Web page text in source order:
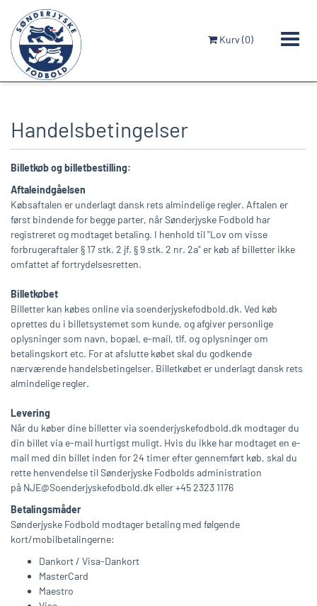
Kurv (0)
Handelsbetingelser
Billetkøb og billetbestilling:
Aftaleindgåelsen
Købsaftalen er underlagt dansk rets almindelige regler. Aftalen er
først bindende for begge parter, når Sønderjyske Fodbold har
registreret og modtaget betaling. I henhold til "Lov om visse
forbrugeraftaler § 17 stk. 2 jf. § 9 stk. 2 nr. 2a" er køb af billetter ikke
omfattet af fortrydelsesretten.
Billetkøbet
Billetter kan købes online via soenderjyskefodbold.dk. Ved køb
oprettes du i billetsystemet som kunde, og afgiver personlige
oplysninger som navn, bopæl, e-mail, tlf. og oplysninger om
betalingskort etc. For at afslutte købet skal du godkende
nærværende handelsbetingelser. Billetkøbet er underlagt dansk rets
almindelige regler.
Levering
Når du køber dine billetter via soenderjyskefodbold.dk modtager du
din billet via e-mail hurtigst muligt. Hvis du ikke har modtaget en e-
mail med din billet inden for 24 timer efter gennemført køb, skal du
rette henvendelse til Sønderjyske Fodbolds administration
på NJE@Soenderjyskefodbold.dk eller +45 2323 1176
Betalingsmåder
Sønderjyske Fodbold modtager betaling med følgende
kort/mobilbetalingerne:
Dankort / Visa-Dankort
MasterCard
Maestro